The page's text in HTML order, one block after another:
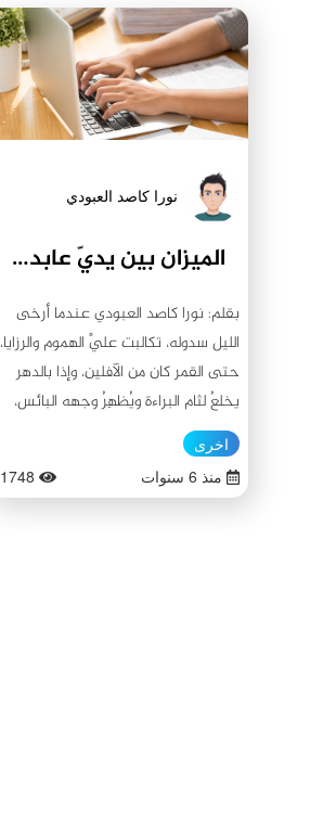
نورا كاصد العبودي
الميزان بين يديّ عابدة آل علي (عليه السلام)
بقلم: نورا كاصد العبودي عندما أرخى
الليل سدوله، تكالبت عليَّ الهموم والرزايا،
حتى القمر كان من الآفلين، وإذا بالدهر
يخلعُ لثام البراءة ويُظهِرُ وجهه البائس،
المظلم، والحقود... أوصالٌ مقطعةٌ على
طول نهر العلقمي، أطفالٌ مُروَّعةٌ، نساءٌ
ثكلى ... دماءٌ وصلت أبواب السماء طرقتْها
اخرى
منذ 6 سنوات
1748